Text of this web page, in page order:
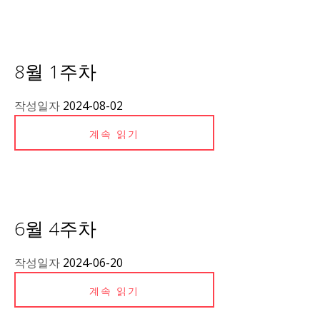
8월 1주차
작성일자 2024-08-02
계속 읽기
6월 4주차
작성일자 2024-06-20
계속 읽기